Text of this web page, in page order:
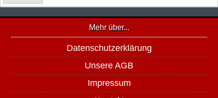
Mehr über...
Datenschutzerklärung
Unsere AGB
Impressum